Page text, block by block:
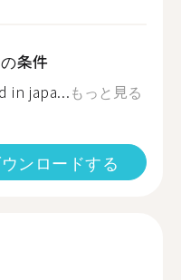
条件
in japa...もっと見る
ンロードする